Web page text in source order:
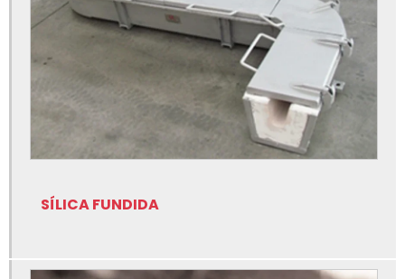
Fabricante de sílica fundida
Fabricante de tinta para fundição
Filtro cerâmica para fundição
Fluxo escorificante para alumínio
Fluxo escorificante para fundição
Fluxo granulado para fundição
Fornecedor de insumos para fundição
SÍLICA FUNDIDA